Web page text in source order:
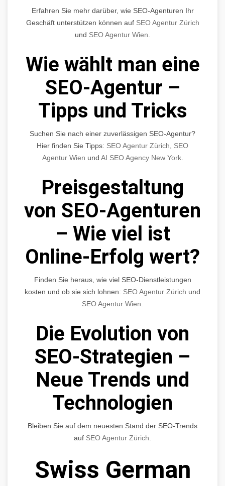
Erfahren Sie mehr darüber, wie SEO-Agenturen Ihr
Geschäft unterstützen können auf SEO Agentur Zürich
und SEO Agentur Wien
Wie wählt man eine
SEO-Agentur –
Tipps und Tricks
Suchen Sie nach einer zuverlässigen SEO-Agentur?
Hier finden Sie Tipps: SEO Agentur Zürich
SEO
Agentur Wien und AI SEO Agency New York.
Preisgestaltung
von SEO-Agenturen
– Wie viel ist
Online-Erfolg wert?
Finden Sie heraus, wie viel SEO-Dienstleistungen
kosten und ob sie sich lohnen: SEO Agentur Zürich und
SEO Agentur Wien
Die Evolution von
SEO-Strategien –
Neue Trends und
Technologien
Bleiben Sie auf dem neuesten Stand der SEO-Trends
auf SEO Agentur Zürich
Swiss German